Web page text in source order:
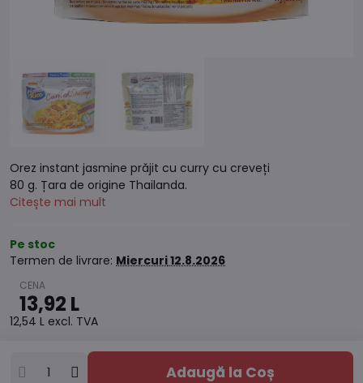
Orez instant jasmine prăjit cu curry cu creveți
80 g. Țara de origine Thailanda.
Citește mai mult
Pe stoc
Termen de livrare: Miercuri12.8.2026
13,92 L
12,54 L excl. TVA
Adaugă la Coș